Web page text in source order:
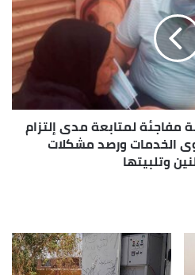
مفاجئة لمتابعة مدى إلتزام
الخدمات ورصد مشكلات
وتلبيتها